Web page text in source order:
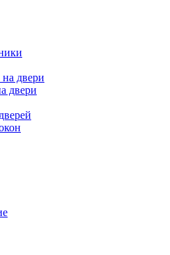
двери
двери